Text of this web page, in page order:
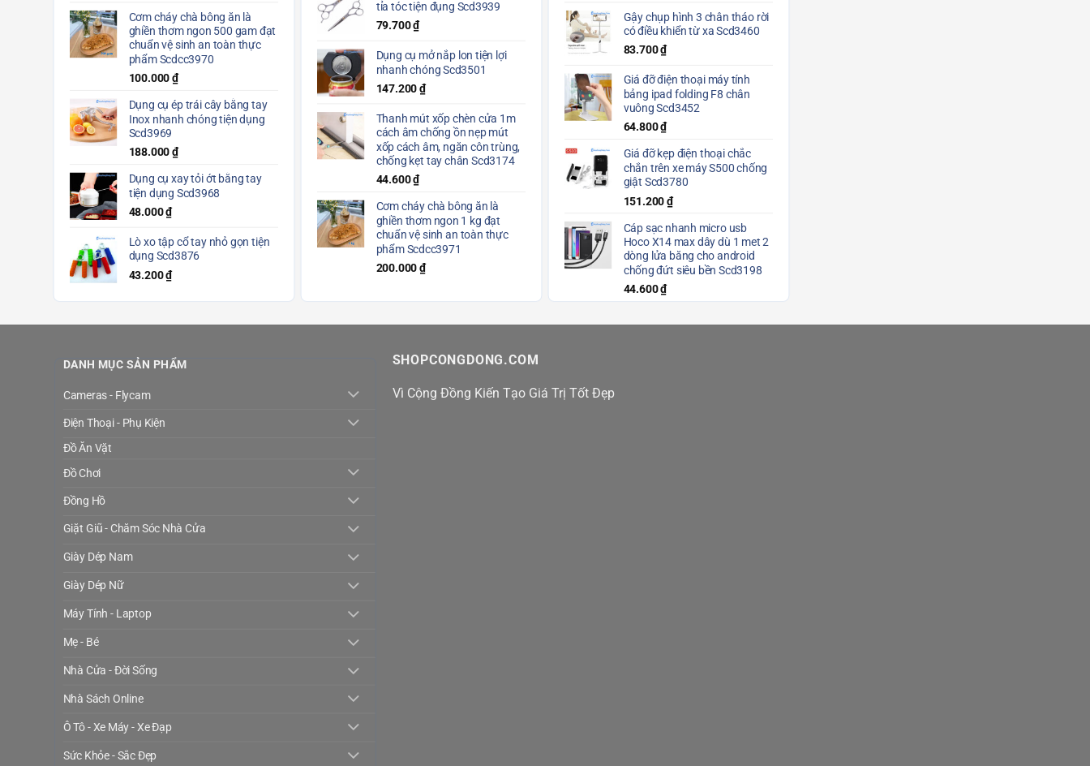
Cơm cháy chà bông ăn là
ghiền thơm ngon 500 gam đạt
chuẩn vệ sinh an toàn thực
phẩm Scdcc3970
100.000₫
Dụng cụ ép trái cây bằng tay
Inox nhanh chóng tiện dụng
Scd3969
188.000₫
Dụng cụ xay tỏi ớt bằng tay
tiện dụng Scd3968
48.000₫
Lò xo tập cổ tay nhỏ gọn tiện
dụng Scd3876
43.200₫
tỉa tóc tiện đụng Scd3939
79.700₫
Dụng cụ mở nắp lon tiện lợi
nhanh chóng Scd3501
147.200₫
Thanh mút xốp chèn cửa 1m
cách âm chống ồn nẹp mút
xốp cách âm, ngăn côn trùng,
chống kẹt tay chân Scd3174
44.600₫
Cơm cháy chà bông ăn là
ghiền thơm ngon 1 kg đạt
chuẩn vệ sinh an toàn thực
phẩm Scdcc3971
200.000₫
Gậy chụp hình 3 chân tháo rời
có điều khiển từ xa Scd3460
83.700₫
Giá đỡ điện thoại máy tính
bảng ipad folding F8 chân
vuông Scd3452
64.800₫
Giá đỡ kẹp điện thoại chắc
chắn trên xe máy S500 chống
giật Scd3780
151.200₫
Cáp sạc nhanh micro usb
Hoco X14 max dây dù 1 met 2
dòng lửa băng cho android
chống đứt siêu bền Scd3198
44.600₫
DANH MỤC SẢN PHẨM
Cameras - Flycam
Điện Thoại - Phụ Kiện
Đồ Ăn Vặt
Đồ Chơi
Đồng Hồ
Giặt Giũ - Chăm Sóc Nhà Cửa
Giày Dép Nam
Giày Dép Nữ
Máy Tính - Laptop
Mẹ - Bé
Nhà Cửa - Đời Sống
Nhà Sách Online
Ô Tô - Xe Máy - Xe Đạp
Sức Khỏe - Sắc Đẹp
SHOPCONGDONG.COM
Vì Cộng Đồng Kiến Tạo Giá Trị Tốt Đẹp